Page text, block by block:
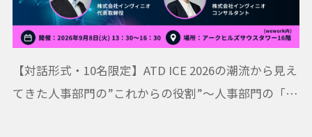
【対話形式・10名限定】ATD ICE 2026の潮流から見え
てきた人事部門の”これからの役割”〜人事部門の「活